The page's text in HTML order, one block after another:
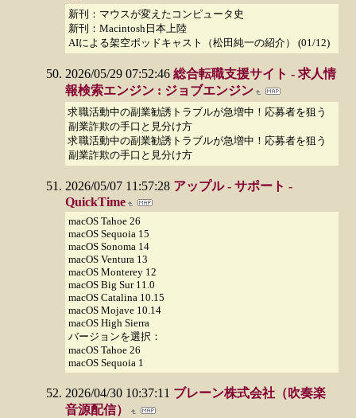
新刊：マウスが変えたコンピュータ史
新刊：Macintosh日本上陸
AIによる架空ポッドキャスト（松田純一の紹介） (01/12)
2026/05/29 07:52:46 総合転職支援サイト - 求人情
報検索エンジン : ジョブエンジン
求職活動中の副業勧誘トラブルが急増中！応募者を狙う
副業詐欺の手口と見分け方
求職活動中の副業勧誘トラブルが急増中！応募者を狙う
副業詐欺の手口と見分け方
2026/05/07 11:57:28 アップル - サポート -
QuickTime
macOS Tahoe 26
macOS Sequoia 15
macOS Sonoma 14
macOS Ventura 13
macOS Monterey 12
macOS Big Sur 11.0
macOS Catalina 10.15
macOS Mojave 10.14
macOS High Sierra
バージョンを選択：
macOS Tahoe 26
macOS Sequoia 1
2026/04/30 10:37:11 ブレーン株式会社（吹奏楽
音源配信）